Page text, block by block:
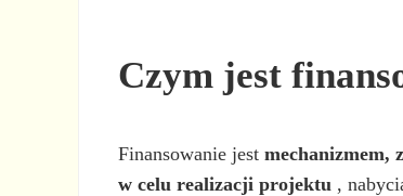
Czym jest
Finansowanie jestmechanizmem,
w celu realizacji projektu ,